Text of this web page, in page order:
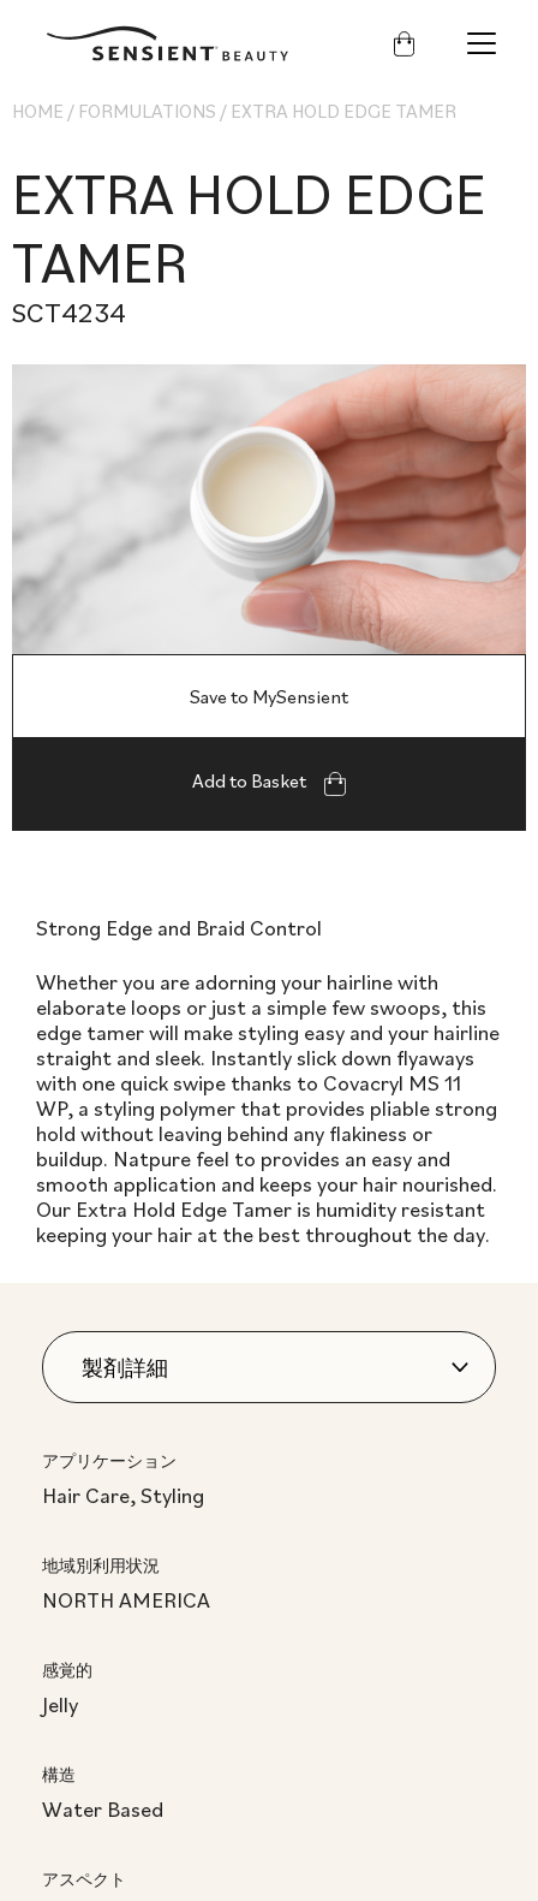
セ
ン
ー
テ
ー
HOME / FORMULATIONS / EXTRA HOLD EDGE TAMER
EXTRA HOLD EDGE
TAMER
SCT4234
Save to MySensient
Add to Basket
Strong Edge and Braid Control
Whether you are adorning your hairline with
elaborate loops or just a simple few swoops, this
edge tamer will make styling easy and your hairline
straight and sleek. Instantly slick down flyaways
with one quick swipe thanks to Covacryl MS 11
WP, a styling polymer that provides pliable strong
hold without leaving behind any flakiness or
buildup. Natpure feel to provides an easy and
smooth application and keeps your hair nourished.
Our Extra Hold Edge Tamer is humidity resistant
keeping your hair at the best throughout the day.
アプリケーション
Hair Care, Styling
地域別利用状況
NORTH AMERICA
感覚的
Jelly
構造
Water Based
アスペクト